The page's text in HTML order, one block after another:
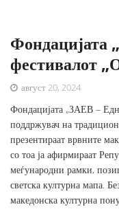
Фондацијата
фестивалот
август 20, 2024
Фондацијата „ЗАЕВ –
поддржувач на
презентираат врвните
со тоа ја афирмираат
меѓународни рамки,
светска културна мапа.
македонска културна